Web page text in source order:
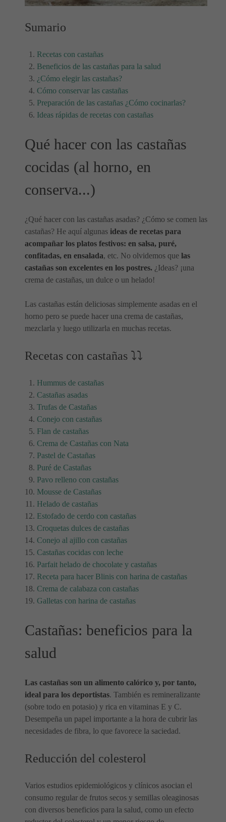
Sumario
Recetas con castañas
Beneficios de las castañas para la salud
¿Cómo elegir las castañas?
Cómo conservar las castañas
Preparación de las castañas ¿Cómo cocinarlas?
Ideas rápidas de recetas con castañas
Qué hacer con las castañas
cocidas (al horno, en
conserva...)
¿Qué hacer con las castañas asadas? ¿Cómo se comen las
castañas? He aquí algunas ideas de recetas para
acompañar los platos festivos: en salsa, puré,
confitadas, en ensalada, etc. No olvidemos que las
castañas son excelentes en los postres. ¿Ideas? ¡una
crema de castañas, un dulce o un helado!
Las castañas están deliciosas simplemente asadas en el
horno pero se puede hacer una crema de castañas,
mezclarla y luego utilizarla en muchas recetas.
Recetas con castañas ⤵⤵
Hummus de castañas
Castañas asadas
Trufas de Castañas
Conejo con castañas
Flan de castañas
Crema de Castañas con Nata
Pastel de Castañas
Puré de Castañas
Pavo relleno con castañas
Mousse de Castañas
Helado de castañas
Estofado de cerdo con castañas
Croquetas dulces de castañas
Conejo al ajillo con castañas
Castañas cocidas con leche
Parfait helado de chocolate y castañas
Receta para hacer Blinis con harina de castañas
Crema de calabaza con castañas
Galletas con harina de castañas
Castañas: beneficios para la
salud
Las castañas son un alimento calórico y, por tanto,
ideal para los deportistas. También es remineralizante
(sobre todo en potasio) y rica en vitaminas E y C.
Desempeña un papel importante a la hora de cubrir las
necesidades de fibra, lo que favorece la saciedad.
Reducción del colesterol
Varios estudios epidemiológicos y clínicos asocian el
consumo regular de frutos secos y semillas oleaginosas
con diversos beneficios para la salud, como un efecto